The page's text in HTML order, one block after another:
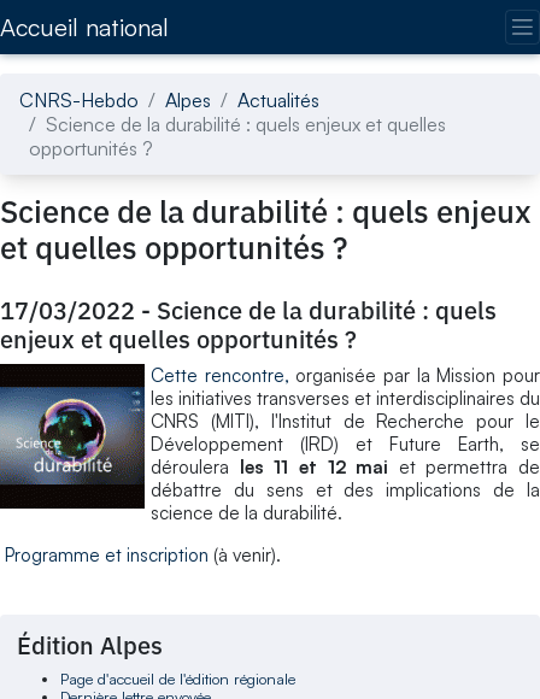
Accueil national
CNRS-Hebdo Alpes
Actualités
Science de la durabilité : quels enjeux et quelles
opportunités ?
Science de la durabilité : quels enjeux
et quelles opportunités ?
17/03/2022 - Science de la durabilité : quels
enjeux et quelles opportunités ?
Cette rencontre, organisée par la Mission pour
les initiatives transverses et interdisciplinaires du
CNRS (MITI), l'Institut de Recherche pour le
Développement (IRD) et Future Earth, se
déroulera les 11 et 12 mai et permettra de
débattre du sens et des implications de la
science de la durabilité.
Programme et inscription (à venir).
Édition Alpes
Page d'accueil de l'édition régionale